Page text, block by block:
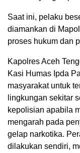
Saat ini, pelaku
diamankan di
proses hukum dan
Kapolres Aceh
Kasi Humas Ipda
masyarakat untuk
lingkungan sekitar
kepolisian apabila
mengarah pada
gelap narkotika.
dilakukan sendiri,